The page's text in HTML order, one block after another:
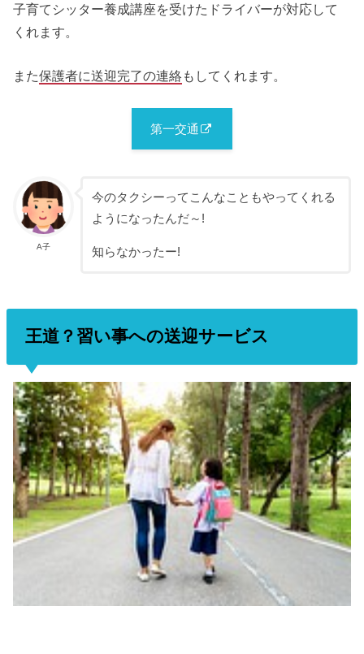
子育てシッター養成講座を受けたドライバーが対応して
くれます。
また保護者に送迎完了の連絡 もしてくれます。
第一交通
A子
今のタクシーってこんなこともやってくれる
ようになったんだ～!
知らなかったー!
王道？習い事への送迎サービス